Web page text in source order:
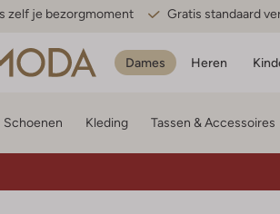
zelf je bezorgmoment Gratis standaard
Dames Heren
Schoenen Kleding Tassen & Accessoires